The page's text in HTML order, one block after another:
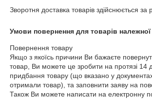
Зворотня доставка товарів здійснюється за
Умови повернення для товарів належної
Повернення товару
Якщо з якоїсь причини Ви бажаєте
товар, Ви можете це зробити на протязі 14
придбання товару (що вказано у
отримали товар), та заповнити заяву на
Також Ви можете написати на електронну